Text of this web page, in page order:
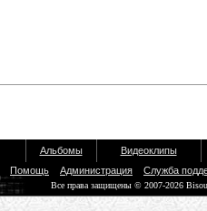
Альбомы
Видеоклипы
Помощь Администрация Служба
Все права защищены © 2007-2026